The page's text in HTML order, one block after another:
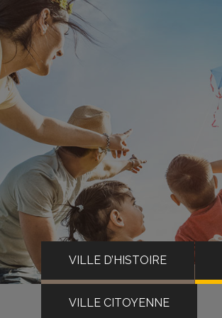
VILLE D’HISTOIRE
VILLE CITOYENNE